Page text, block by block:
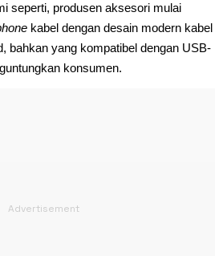
seperti, produsen aksesori mulai
kabel dengan desain modern kabel
bahkan yang kompatibel dengan USB-
konsumen.